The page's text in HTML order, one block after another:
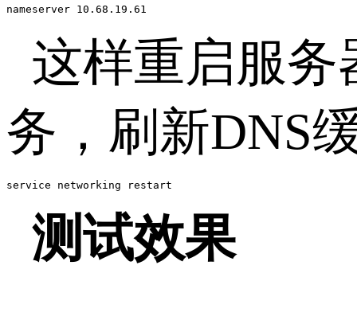
nameserver 10.68.19.61
这样重启服务
务，刷新DNS
service networking restart
测试效果